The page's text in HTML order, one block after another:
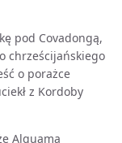
pod Covadongą,
chrześcijańskiego
o porażce
z Kordoby
Alquama